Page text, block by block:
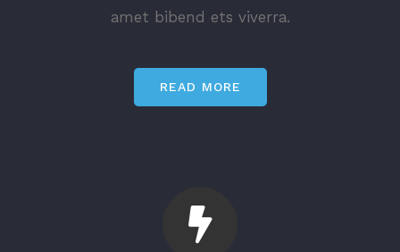
amet bibend ets viverra.
READ MORE